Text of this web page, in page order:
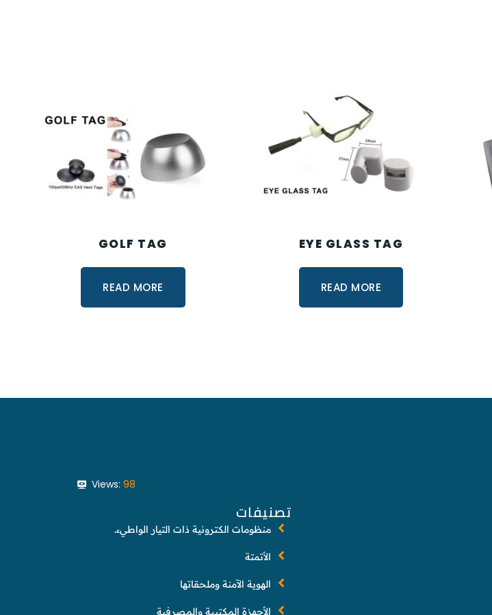
GOLF TAG
READ MORE
EYE GLASS TAG
READ MORE
Views: 98
تصنيفات
منظومات الكترونية ذات التيار الواطيء.
الأتمتة
الهوية الآمنة وملحقاتها
الأجهزة المكتبية والمصرفية